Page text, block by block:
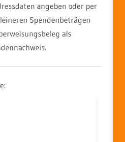
angeben oder per
Spendenbeträgen
als